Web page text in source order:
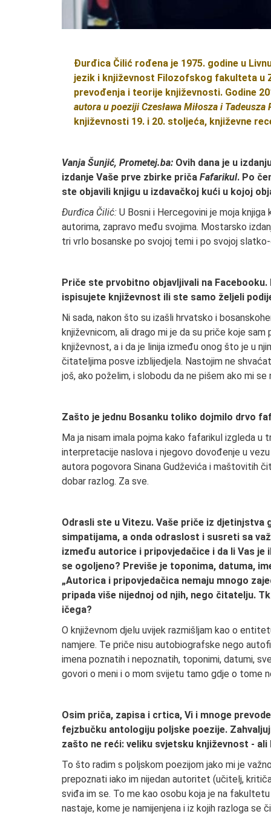
Đurđica Čilić rođena je 1975. godine u
jezik i književnost Filozofskog fakulteta u
prevođenja i teorije književnosti. Godine
autora u poeziji Czesława Miłosza i Tadeusza
književnosti 19. i 20. stoljeća, književne
Vanja Šunjić, Prometej.ba: Ovih dana je u
izdanje Vaše prve zbirke priča Fafarikul. Po
ste objavili knjigu u izdavačkoj kući u kojoj
Đurđica Čilić: U Bosni i Hercegovini je moja
autorima, zapravo među svojima. Mostarsko
tri vrlo bosanske po svojoj temi i po svojoj
Priče ste prvobitno objavljivali na
ispisujete književnost ili ste samo željeli
Ni sada, nakon što su izašli hrvatsko i
književnicom, ali drago mi je da su priče koje
književnost, a i da je linija između onog što je u
čitateljima posve izblijedjela. Nastojim ne
još, ako poželim, i slobodu da ne pišem ako mi se
Zašto je jednu Bosanku toliko dojmilo drvo
Ma ja nisam imala pojma kako fafarikul izgleda
interpretacije naslova i njegovo dovođenje u
autora pogovora Sinana Gudževića i maštovitih
dobar razlog. Za sve.
Odrasli ste u Vitezu. Vaše priče iz djetinjstva
simpatijama, a onda odraslost i susreti sa
između autorice i pripovjedačice i da li Vas
se ogoljeno? Previše je toponima, datuma,
„Autorica i pripovjedačica nemaju mnogo
pripada više nijednoj od njih, nego čitatelju.
ičega?
O književnom djelu uvijek razmišljam kao o
namjere. Te priče nisu autobiografske nego
imena poznatih i nepoznatih, toponimi, datumi,
govori o meni i o mom svijetu tamo gdje o tome
Osim priča, zapisa i crtica, Vi i mnoge
fejzbučku antologiju poljske poezije.
zašto ne reći: veliku svjetsku književnost -
To što radim s poljskom poezijom jako mi je
prepoznati iako im nijedan autoritet (učitelj,
sviđa im se. To me kao osobu koja je na
nastaje, kome je namijenjena i iz kojih razloga